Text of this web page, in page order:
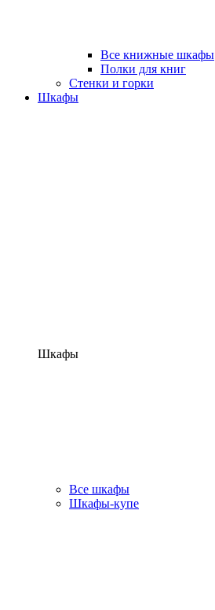
Все книжные шкафы
Полки для книг
Стенки и горки
Шкафы
Шкафы
Все шкафы
Шкафы-купе